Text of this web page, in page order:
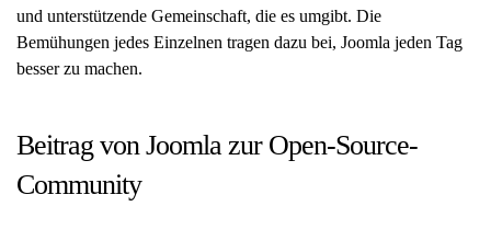
und unterstützende Gemeinschaft, die es umgibt. Die
Bemühungen jedes Einzelnen tragen dazu bei, Joomla jeden Tag
besser zu machen.
Beitrag von Joomla zur Open-Source-
Community